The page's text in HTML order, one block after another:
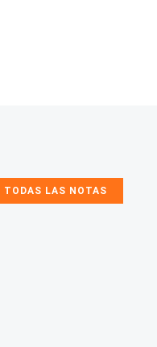
TODAS LAS NOTAS